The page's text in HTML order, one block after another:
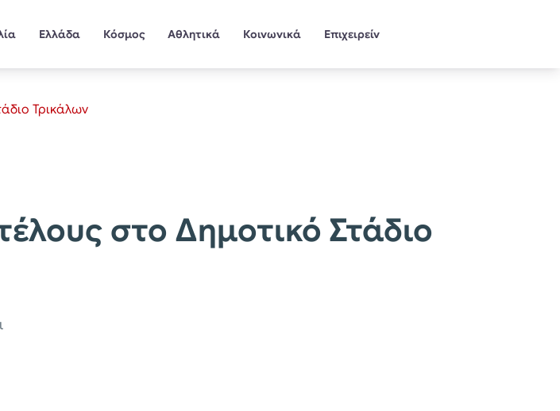
Ελλάδα Κόσμος Αθλητικά Κοινωνικά Επιχειρείν
Τρικάλων
στο Δημοτικό Στάδιο